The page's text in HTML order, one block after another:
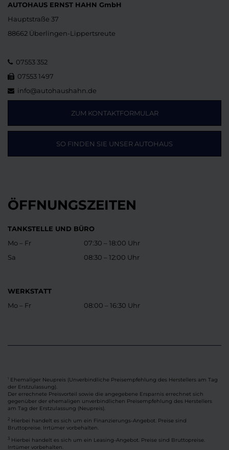
AUTOHAUS ERNST HAHN GmbH
Hauptstraße 37
88662 Überlingen-Lippertsreute
07553 352
07553 1497
info@autohaushahn.de
ZUM KONTAKTFORMULAR
SO FINDEN SIE UNSER AUTOHAUS
ÖFFNUNGSZEITEN
TANKSTELLE UND BÜRO
Mo – Fr
Sa
07:30 – 18:00 Uhr
08:30 – 12:00 Uhr
WERKSTATT
Mo – Fr
08:00 – 16:30 Uhr
Ehemaliger Neupreis (Unverbindliche Preisempfehlung des Herstellers am Tag
der Erstzulassung).
Der errechnete Preisvorteil sowie die angegebene Ersparnis errechnet sich
gegenüber der ehemaligen unverbindlichen Preisempfehlung des Herstellers
am Tag der Erstzulassung (Neupreis).
2 Hierbei handelt es sich um ein Finanzierungs-Angebot. Preise sind
Bruttopreise. Irrtümer vorbehalten.
3 Hierbei handelt es sich um ein Leasing-Angebot. Preise sind Bruttopreise.
Irrtümer vorbehalten.